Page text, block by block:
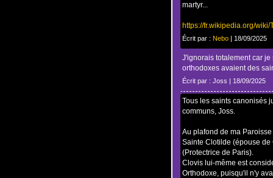
martyr...
https://fr.wikipedia.org/wiki/
Écrit par : Nebo| 18/09/2025
J'ignorais totalement car
orthodoxes avaient des
Écrit par : Joss | 18/09/2025
Tous les saints canonisés
communs, Joss.
Au plafond de ma
Sainte Clotilde (épouse de
(Protectrice de Paris).
Clovis lui-même est
Orthodoxe, puisqu'il n'y